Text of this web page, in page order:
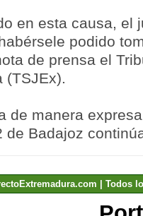
en esta causa, el
podido
de prensa el
(TSJEx).
de manera
de Badajoz
| Todos